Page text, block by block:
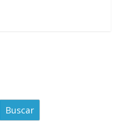
Buscar